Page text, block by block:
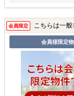
会員限定 こちらは一
会員様限定